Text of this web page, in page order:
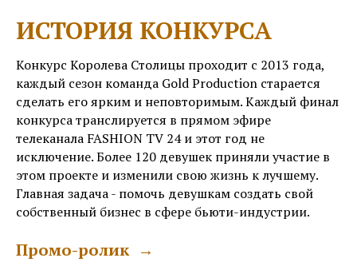
ИСТОРИЯ КОНКУРСА
Конкурс Королева Столицы проходит с 2013 года,
каждый сезон команда Gold Production старается
сделать его ярким и неповторимым. Каждый финал
конкурса транслируется в прямом эфире
телеканала FASHION TV 24и этот год не
исключение. Более 120 девушек приняли участие в
этом проекте и изменили свою жизнь к лучшему.
Главная задача - помочь девушкам создать свой
собственный бизнес в сфере бьюти-индустрии.
Промо-ролик